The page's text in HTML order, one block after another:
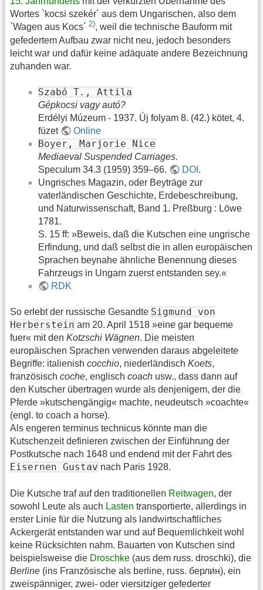
Wortes `kocsi szekér´ aus dem Ungarischen, also dem
`Wagen aus Kocs´ 2), weil die technische Bauform mit
gefedertem Aufbau zwar nicht neu, jedoch besonders
leicht war und dafür keine adäquate andere Bezeichnung
zuhanden war.
Szabó T., Attila
Gépkocsi vagy autó?
Erdélyi Múzeum - 1937. Új folyam 8. (42.) kötet, 4.
füzet
Online
Boyer, Marjorie Nice
Mediaeval Suspended Carriages.
Speculum 34.3 (1959) 359–66.
DOI .
Ungrisches Magazin, oder Beyträge zur
vaterländischen Geschichte, Erdebeschreibung,
und Naturwissenschaft, Band 1. Preßburg : Löwe
1781.
S. 15 ff: »Beweis, daß die Kutschen eine ungrische
Erfindung, und daß selbst die in allen europäischen
Sprachen beynahe ähnliche Benennung dieses
Fahrzeugs in Ungarn zuerst entstanden sey.«
RDK
So erlebt der russische Gesandte Sigmund von
Herberstein am 20. April 1518 »eine gar bequeme
fuer« mit den Kotzschi Wägnen. Die meisten
europäischen Sprachen verwenden daraus abgeleitete
Begriffe: italienish cocchio, niederländisch Koets,
französisch coche, englisch coach usw., dass dann auf
den Kutscher übertragen wurde als denjenigem, der die
Pferde »kutschengängig« machte, neudeutsch »coachte«
(engl. to coach a horse).
Als engeren terminus technicus könnte man die
Kutschenzeit definieren zwischen der Einführung der
Postkutsche nach 1648 und endend mit der Fahrt des
Eisernen Gustav nach Paris 1928.
Die Kutsche traf auf den traditionellen Reitwagen, der
sowohl Leute als auch Lasten transportierte, allerdings in
erster Linie für die Nutzung als landwirtschaftliches
Ackergerät entstanden war und auf Bequemlichkeit wohl
keine Rücksichten nahm. Bauarten von Kutschen sind
beispielsweise die Droschke (aus dem russ. droschki), die
Berline (ins Französische als berline, russ. берли́н), ein
zweispänniger, zwei- oder viersitziger gefederter